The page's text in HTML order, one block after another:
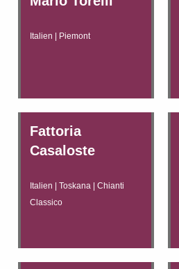
Italien | Piemont
Fattoria
Casaloste
Italien | Toskana | Chianti
Classico